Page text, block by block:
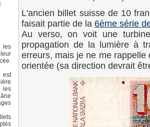
les
est
L'ancien billet suisse de 10
faisait partie de la 6ème série
Au verso, on voit une
propagation de la lumière à
erreurs, mais je ne me
orientée (sa direction devrait